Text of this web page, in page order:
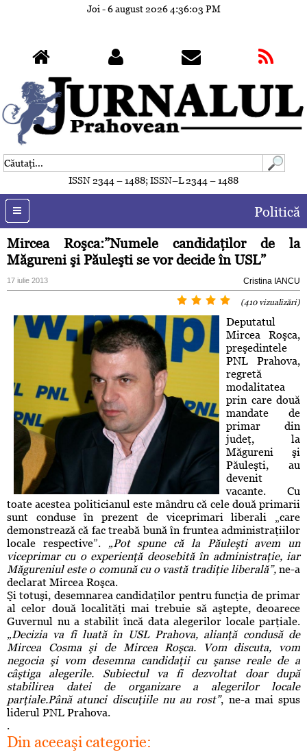
Joi - 6 august 20264:36:06 PM
ISSN 2344 – 1488; ISSN–L 2344 – 1488
Politică
Mircea Roşca:”Numele candidaţilor de la
Măgureni şi Păuleşti se vor decide în USL”
17 iulie 2013 Cristina IANCU
(410 vizualizări)
Deputatul
Mircea Roşca,
preşedintele
PNL Prahova,
regretă
modalitatea
prin care două
mandate de
primar din
judeţ, la
Măgureni şi
Păuleşti, au
devenit
vacante. Cu
toate acestea politicianul este mândru că cele două primarii
sunt conduse în prezent de viceprimari liberali „care
demonstrează că fac treabă bună în fruntea administraţiilor
locale respective”. „Pot spune că la Păuleşti avem un
viceprimar cu o experienţă deosebită în administraţie, iar
Măgureniul este o comună cu o vastă tradiţie liberală”,ne-a
declarat Mircea Roşca.
Şi totuşi, desemnarea candidaţilor pentru funcţia de primar
al celor două localităţi mai trebuie să aştepte, deoarece
Guvernul nu a stabilit încă data alegerilor locale parţiale.
„Decizia va fi luată în USL Prahova, alianţă condusă de
Mircea Cosma şi de Mircea Roşca. Vom discuta, vom
negocia şi vom desemna candidaţii cu şanse reale de a
câştiga alegerile. Subiectul va fi dezvoltat doar după
stabilirea datei de organizare a alegerilor locale
parţiale.Până atunci discuţiile nu au rost”, ne-a mai spus
liderul PNL Prahova.
.
Din aceeaşi categorie: